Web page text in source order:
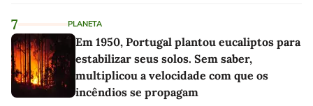
7 PLANETA
Em 1950, Portugal plantou eucaliptos para
estabilizar seus solos. Sem saber,
multiplicou a velocidade com que os
incêndios se propagam